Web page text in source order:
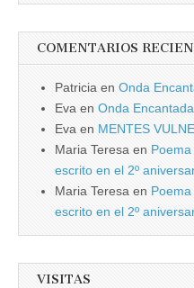
COMENTARIOS
Patricia en Onda
Eva en Onda
Eva en MENTES
Maria Teresa en
escrito en el 2º
Maria Teresa en
escrito en el 2º
VISITAS